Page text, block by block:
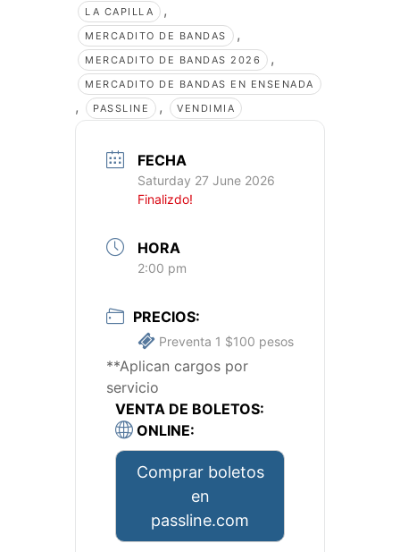
LA CAPILLA ,
MERCADITO DE BANDAS ,
MERCADITO DE BANDAS 2026 ,
MERCADITO DE BANDAS EN ENSENADA
, PASSLINE , VENDIMIA
FECHA
Saturday 27 June 2026
Finalizdo!
HORA
2:00 pm
PRECIOS:
Preventa 1 $100 pesos
**Aplican cargos por
servicio
VENTA DE BOLETOS:
ONLINE:
Comprar boletos
en
passline.com